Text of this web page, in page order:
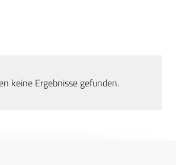
keine Ergebnisse gefunden.